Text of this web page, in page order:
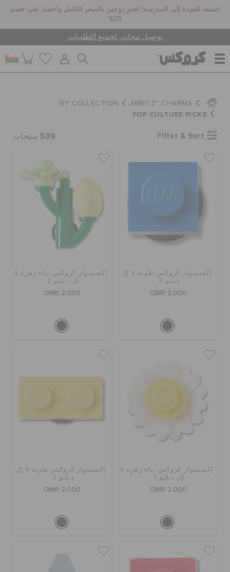
استعد للعودة إلى المدرسة! اشترِ زوجين بالسعر الكامل واحصل على خصم
25%
توصيل مجاني لجميع الطلبيات
أطفال
جيبيتز تشارمز
كروكس لمكان العمل
تنزيلات
قائمة الامنيات
تحديد موقع المتجر
الطلبيات المرتجعة
JIBBITZ™ CHARMS
BY COLLECTION
POP CULTURE PICKS
Filter & Sort
539 منتجات
إكسسوار كروكس طوبة 4 إل
دبليو 3
OMR 2.000
إكسسوار كروكس بناء زهرة 4
إل دبليو 2
OMR 2.000
إكسسوار كروكس بناء زهرة 4
إل دبليو 1
OMR 2.000
إكسسوار كروكس طوبة 4 إل
دبليو 2
OMR 2.000